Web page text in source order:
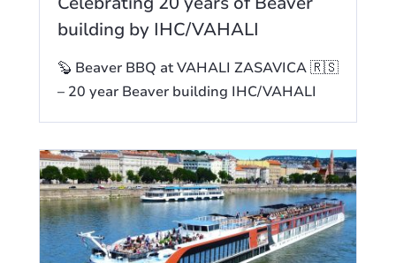
building by IHC/VAHALI
🦫 Beaver BBQ at VAHALI ZASAVICA 🇷🇸
– 20 year Beaver building IHC/VAHALI